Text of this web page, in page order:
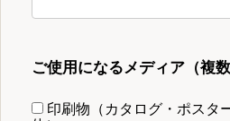
ご使用になるメディア（複数
印刷物（カタログ・ポスタ